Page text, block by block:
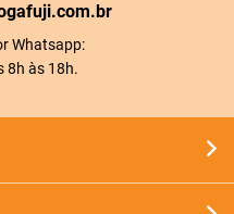
Whatsapp:
8h às 18h.